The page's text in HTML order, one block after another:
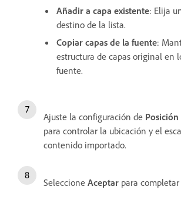
Añadir a capa existente: Elija
destino de la lista.
Copiar capas de la fuente:
estructura de capas original en
fuente.
Ajuste la configuración de Posición
para controlar la ubicación y el
contenido importado.
Seleccione Aceptar para